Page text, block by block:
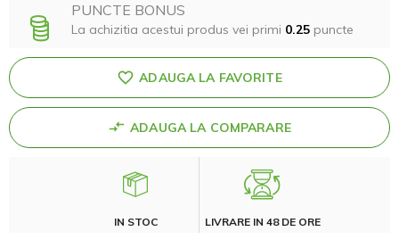
PUNCTE BONUS
La achizitia acestui produs vei primi 0.25 puncte
ADAUGA LA FAVORITE
ADAUGA LA COMPARARE
IN STOC LIVRARE IN 48 DE ORE